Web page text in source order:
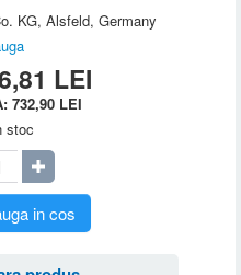
KG, Alsfeld, Germany
LEI
732,90 LEI
stoc
in cos